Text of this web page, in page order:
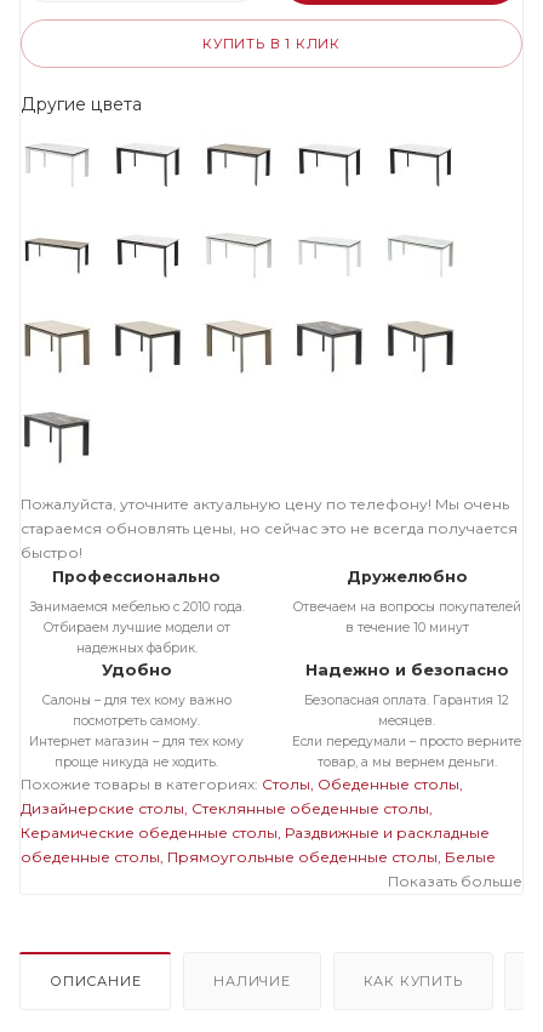
КУПИТЬ В 1 КЛИК
Другие цвета
Пожалуйста, уточните актуальную цену по телефону! Мы очень
стараемся обновлять цены, но сейчас это не всегда получается
быстро!
Профессионально
Занимаемся мебелью с 2010 года.
Отбираем лучшие модели от
надежных фабрик.
Дружелюбно
Отвечаем на вопросы покупателей
в течение 10 минут
Удобно
Салоны – для тех кому важно
посмотреть самому.
Интернет магазин – для тех кому
проще никуда не ходить.
Надежно и безопасно
Безопасная оплата. Гарантия 12
месяцев.
Если передумали – просто верните
товар, а мы вернем деньги.
Похожие товары в категориях: Столы Обеденные столы
Дизайнерские столы Стеклянные обеденные столы
Керамические обеденные столы Раздвижные и раскладные
обеденные столы Прямоугольные обеденные столы Белые
Обеденные столы в современном стиле
дизайнерские столы
столы Стеклянные прямоугольные столы
Стеклянные белые
Показать больше
ОПИСАНИЕ НАЛИЧИЕ КАК КУПИТЬ